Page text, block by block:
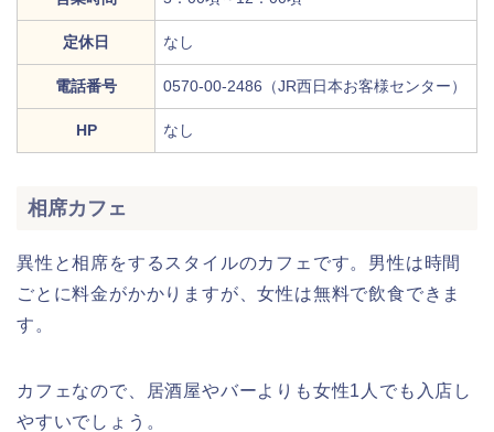
定休日 なし
電話番号 0570-00-2486（JR西日本お客様センター）
HP なし
相席カフェ
異性と相席をするスタイルのカフェです。男性は時間
ごとに料金がかかりますが、女性は無料で飲食できま
す。
カフェなので、居酒屋やバーよりも女性1人でも入店し
やすいでしょう。